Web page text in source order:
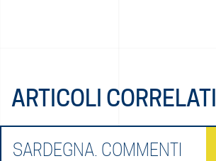
ARTICOLI CORRELATI
SARDEGNA. COMMENTI